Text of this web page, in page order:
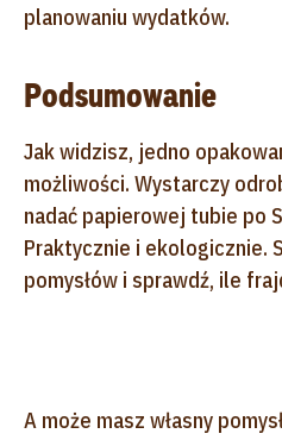
planowaniu wydatków.
Podsumowanie
Jak widzisz, jedno
możliwości. Wystarczy
nadać papierowej tubie po
Praktycznie i ekologicznie.
pomysłów i sprawdź, ile
A może masz własny